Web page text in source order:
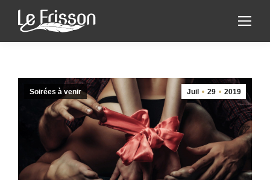
Juil 29 2019
Soirées à venir